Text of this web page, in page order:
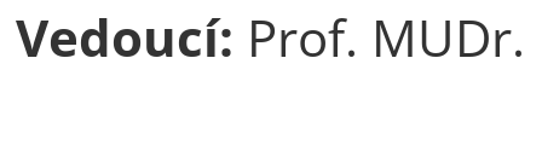
Vedoucí: Prof.